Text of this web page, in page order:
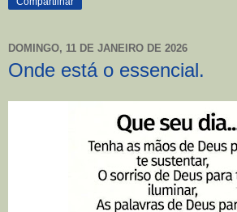
DOMINGO, 11 DE JANEIRO DE 2026
Onde está o essencial.